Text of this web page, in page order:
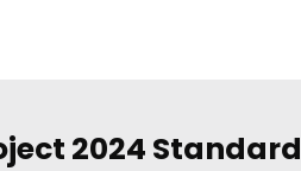
2024 Standard